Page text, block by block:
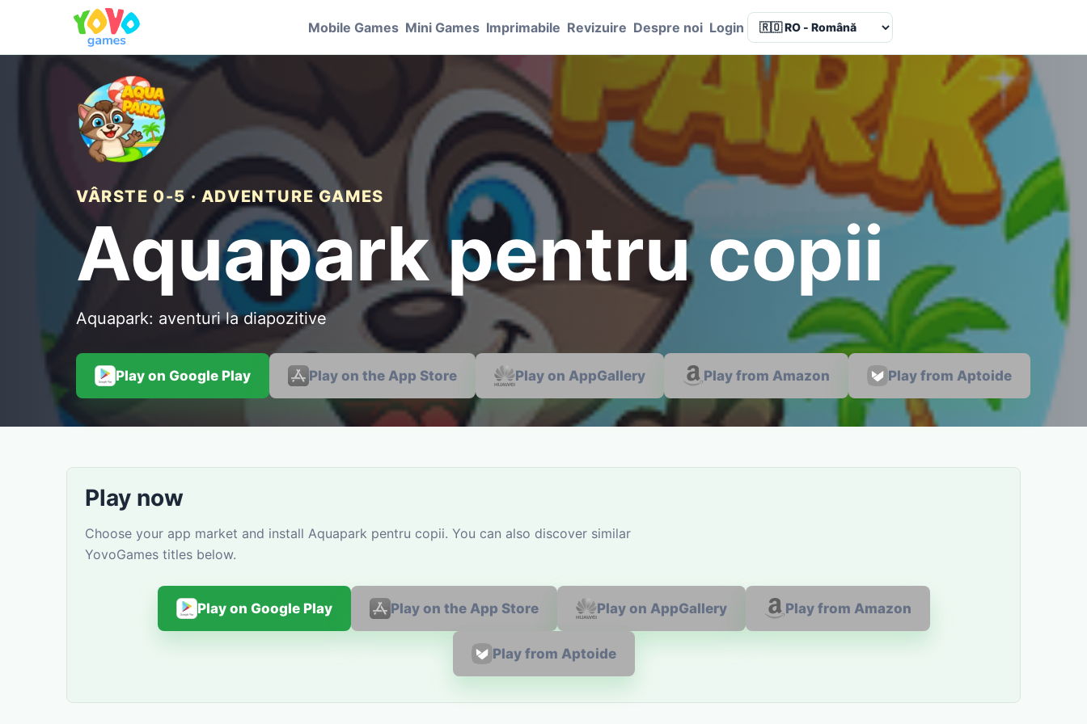
Mobile Games Mini Games Imprimabile Revizuire Despre noi Login Language
VÂRSTE 0-5 · ADVENTURE GAMES
Aquapark pentru copii
Aquapark: aventuri la diapozitive
Play on Google Play Play on the App Store Play on AppGallery Play from Amazon Play from Aptoide
Play now
Choose your app market and install Aquapark pentru copii. You can also discover similar
YovoGames titles below.
Play on Google Play Play on the App Store Play on AppGallery Play from Amazon
Play from Aptoide